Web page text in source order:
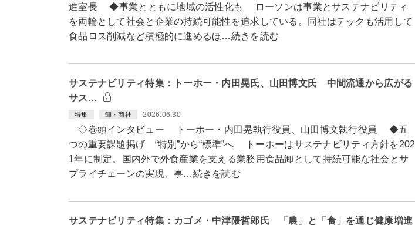
進室長 ◆事業とともに地域の活性化も ローソンは事業とサステナビリティ
を両輪として社会と企業の持続可能性を追求している。同社はテックも活用して
食品ロス削減など積極的に進めるほ…続きを読む
サステナビリティ特集：トーホー・内田晃氏、山田博文氏 中間流通から広がる
サス…
特集 卸・商社 2026.06.30
◇巻頭インタビュー トーホー・内田晃執行役員、山田博文執行役員 ◆五
つの重要課題掲げ “特別”から“標準”へ トーホーはサステナビリティ方針を202
1年に制定。国内外で外食産業を支える業務用食品卸として持続可能な社会とサ
プライチェーンの実現、事…続きを読む
サステナビリティ特集：カゴメ・中津隈哲郎氏 「農」と「食」を通じ健康増進